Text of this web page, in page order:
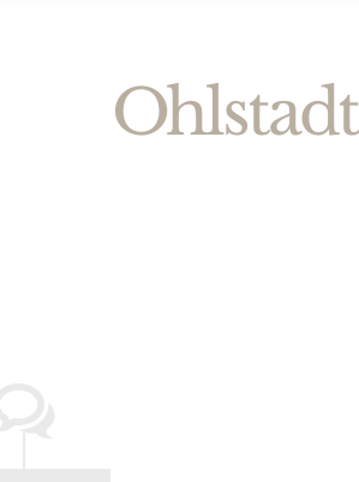
Ohlstadt